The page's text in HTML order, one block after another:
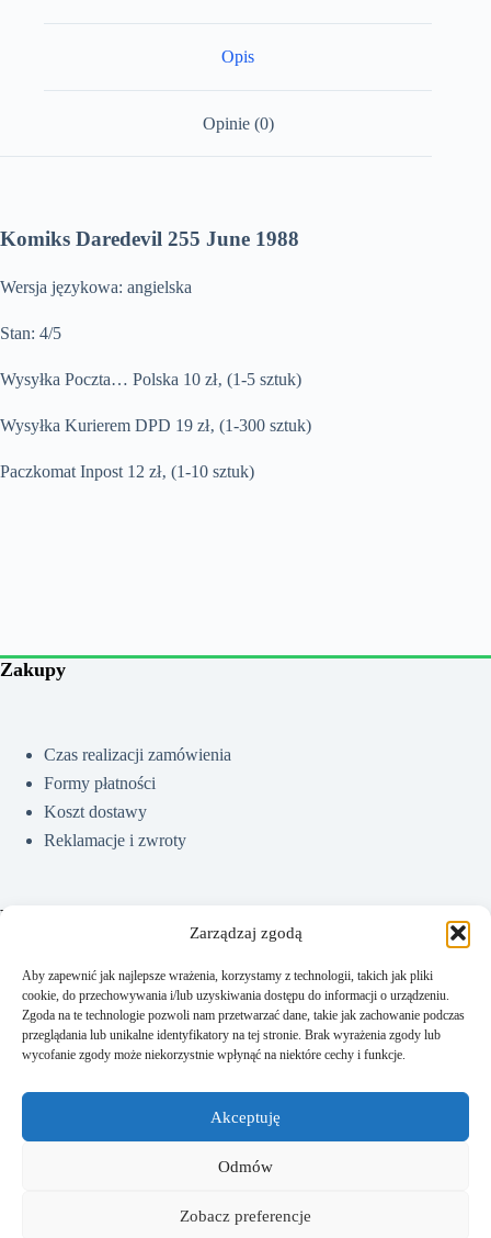
Zarządzaj zgodą
Aby zapewnić jak najlepsze wrażenia, korzystamy z technologii, takich jak pliki
cookie, do przechowywania i/lub uzyskiwania dostępu do informacji o urządzeniu.
Zgoda na te technologie pozwoli nam przetwarzać dane, takie jak zachowanie podczas
przeglądania lub unikalne identyfikatory na tej stronie. Brak wyrażenia zgody lub
wycofanie zgody może niekorzystnie wpłynąć na niektóre cechy i funkcje.
Akceptuję
Odmów
Zobacz preferencje
Opis
Opinie (0)
Komiks Daredevil 255 June 1988
Wersja językowa: angielska
Stan: 4/5
Wysyłka Poczta… Polska 10 zł‚ (1-5 sztuk)
Wysyłka Kurierem DPD 19 zł‚ (1-300 sztuk)
Paczkomat Inpost 12 zł‚ (1-10 sztuk)
Zakupy
Czas realizacji zamówienia
Formy płatności
Koszt dostawy
Reklamacje i zwroty
Pomoc
Jak kupować?
Częste pytania
Polityka prywatności
Regulamin sklepu